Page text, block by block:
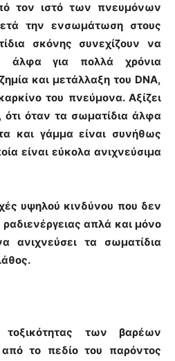
τον ιστό των πνευμόνων
την ενσωμάτωση στους
σκόνης συνεχίζουν να
άλφα για πολλά χρόνια
και μετάλλαξη του DNA,
του πνεύμονα. Αξίζει
όταν τα σωματίδια άλφα
και γάμμα είναι συνήθως
είναι εύκολα ανιχνεύσιμα
υψηλού κινδύνου που δεν
απλά και μόνο
ανιχνεύσει τα σωματίδια
των βαρέων
το πεδίο του παρόντος